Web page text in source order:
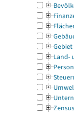
Gebiet
Land-
Zensus